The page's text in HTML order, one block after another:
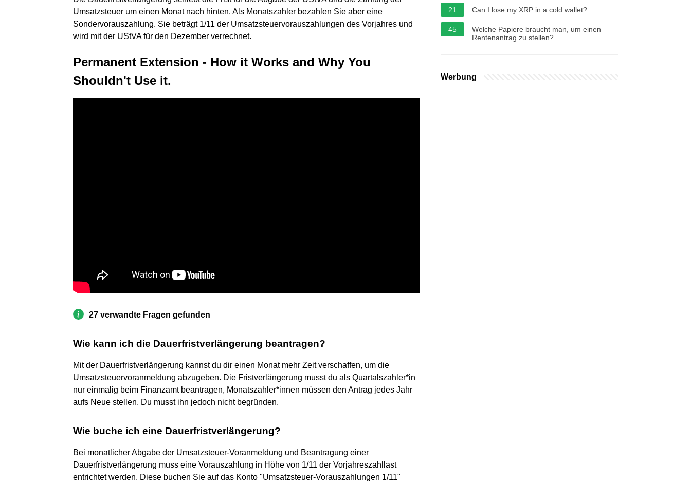
Umsatzsteuer um einen Monat nach hinten. Als Monatszahler bezahlen Sie aber eine
Sondervorauszahlung. Sie beträgt 1/11 der Umsatzsteuervorauszahlungen des Vorjahres und
wird mit der UStVA für den Dezember verrechnet.
Permanent Extension - How it Works and Why You
Shouldn't Use it.
27 verwandte Fragen gefunden
Wie kann ich die Dauerfristverlängerung beantragen?
Mit der Dauerfristverlängerung kannst du dir einen Monat mehr Zeit verschaffen, um die
Umsatzsteuervoranmeldung abzugeben. Die Fristverlängerung musst du als Quartalszahler*in
nur einmalig beim Finanzamt beantragen, Monatszahler*innen müssen den Antrag jedes Jahr
aufs Neue stellen. Du musst ihn jedoch nicht begründen.
Wie buche ich eine Dauerfristverlängerung?
Bei monatlicher Abgabe der Umsatzsteuer-Voranmeldung und Beantragung einer
Dauerfristverlängerung muss eine Vorauszahlung in Höhe von 1/11 der Vorjahreszahllast
entrichtet werden. Diese buchen Sie auf das Konto "Umsatzsteuer-Vorauszahlungen 1/11"
21 Can I lose my XRP in a cold wallet?
45
Welche Papiere braucht man, um einen
Rentenantrag zu stellen?
Werbung